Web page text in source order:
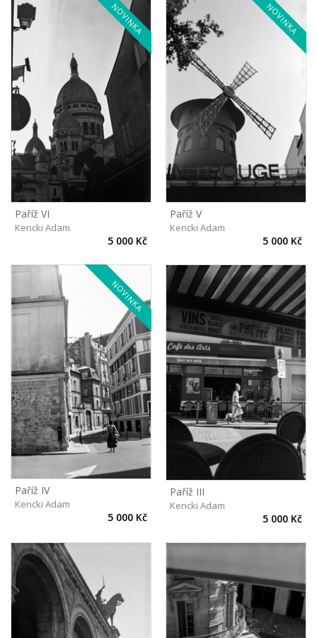
NOVINKA
Paříž VI
Kencki Adam
5 000 Kč
NOVINKA
Paříž V
Kencki Adam
5 000 Kč
NOVINKA
Paříž IV
Kencki Adam
5 000 Kč
Paříž III
Kencki Adam
5 000 Kč